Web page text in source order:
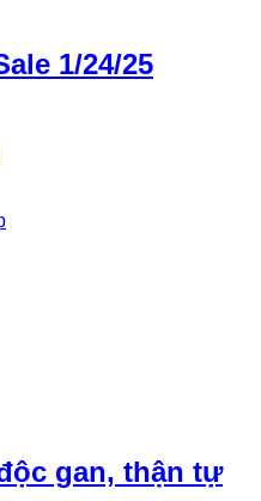
1/24/25
gan, thận tự